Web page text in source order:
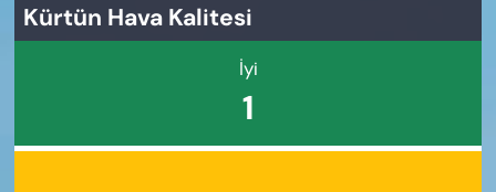
Kürtün Hava Kalitesi
İyi
1